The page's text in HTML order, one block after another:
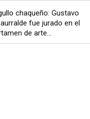
chaqueño: Gustavo
fue jurado en el
de arte...